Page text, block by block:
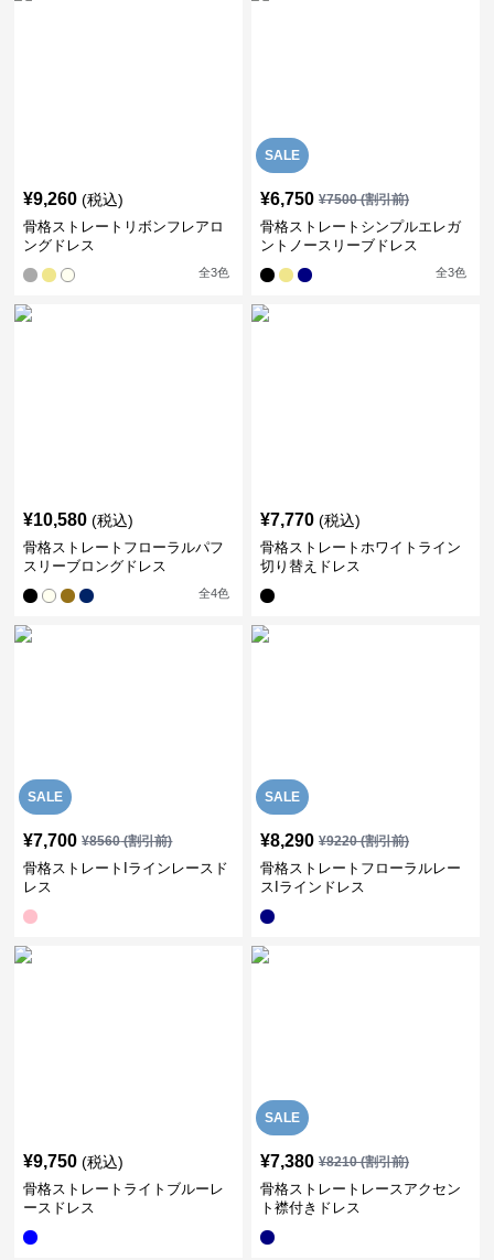
¥9,260 (税込)
骨格ストレートリボンフレアロ
ングドレス
全3色
SALE
¥6,750 ¥7500(割引前)
骨格ストレートシンプルエレガ
ントノースリーブドレス
全3色
¥10,580 (税込)
骨格ストレートフローラルパフ
スリーブロングドレス
全4色
¥7,770 (税込)
骨格ストレートホワイトライン
切り替えドレス
SALE
¥7,700 ¥8560(割引前)
骨格ストレートIラインレースド
レス
SALE
¥8,290 ¥9220(割引前)
骨格ストレートフローラルレー
スIラインドレス
¥9,750 (税込)
骨格ストレートライトブルーレ
ースドレス
SALE
¥7,380 ¥8210(割引前)
骨格ストレートレースアクセン
ト襟付きドレス